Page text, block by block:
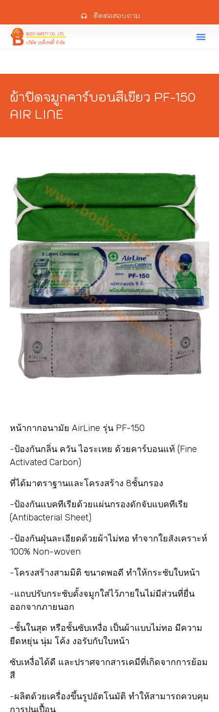
ติดต่อสอบถาม
ผ้าปิดจมูกคาร์บอนสีเขียว PF-150
AIR LINE
หน้ากากอนามัย AirLine รุ่น PF-150
-ป้องกันกลิ่น ควัน ไอระเหย ด้วยคาร์บอนแท้ (Fine
Activated Carbon)
ที่ได้มาตราฐานและโครงสร้าง 8ชั้นกรอง
-ป้องกันแบคทีเรียด้วยแผ่นกรองดักจับแบคทีเรีย
(Antibacterial Sheet)
-ป้องกันฝุ่นละเอียดด้วยผ้าไม่ทอ ทำจากใยสังเคราะห์
100% Non-woven
-โครงสร้างสามมิติ ขนาดพอดี ทำให้กระชับใบหน้า
-แถบปรับกระชับดั้งจมูกใส่ไว้ภายในไม่มีส่วนที่ยื่น
ออกจากภายนอก
-ชั้นในสุด หรือชั้นซับเหงื่อ เป็นผ้าแบบไม่ทอ มีความ
ยืดหยุ่น นุ่ม โค้ง งอรับกับใบหน้า
ซับเหงื่อได้ดี และปราศจากสารเคมีที่เกิดจากการย้อม
สี
-ผลิตด้วยเครื่องขึ้นรูปอัตโนมัติ ทำให้สามารถควบคุม
การปนเปื้อน